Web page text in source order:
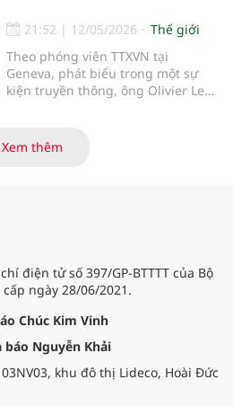
Automation và Cytiva vừa công bố
nền tảng Figurate SCADA, một hệ
thống giám sát và thu thập dữ liệu
được thiết kế để tăng tốc quá trình
chuyển đổi số trong sản xuất dược
21:52 | 12/05/2026
Thế giới
Theo phóng viên TTXVN tại
Geneva, phát biểu trong một sự
kiện truyền thông, ông Olivier Le
phục vụ ứng phó của Tổ chức Y tế
thế giới (WHO) - ngày 11/5 đã cung
Xem thêm
điện tử số 397/GP-BTTTT của Bộ
ngày 28/06/2021.
Chúc Kim Vinh
báo Nguyễn Khải
khu đô thị Lideco, Hoài Đức